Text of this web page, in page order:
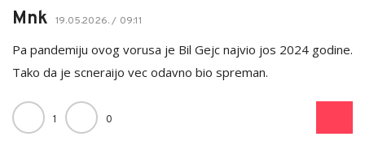
Mnk 19.05.2026. / 09:11
Pa pandemiju ovog vorusa je Bil Gejc najvio jos 2024 godine.
Tako da je scneraijo vec odavno bio spreman.
1 0